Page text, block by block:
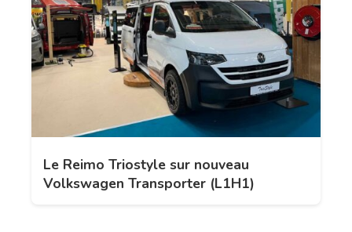
Le Reimo Triostyle sur nouveau
Volkswagen Transporter (L1H1)